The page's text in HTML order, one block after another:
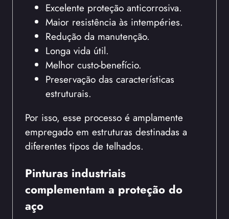
Excelente proteção anticorrosiva.
Maior resistência às intempéries.
Redução da manutenção.
Longa vida útil.
Melhor custo-benefício.
Preservação das características
estruturais.
Por isso, esse processo é amplamente
empregado em estruturas destinadas a
diferentes tipos de telhados.
Pinturas industriais
complementam a proteção do
aço